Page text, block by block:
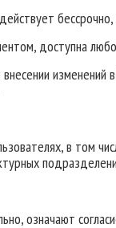
доступна
в том
означают